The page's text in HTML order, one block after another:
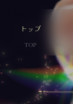
トップ
TOP